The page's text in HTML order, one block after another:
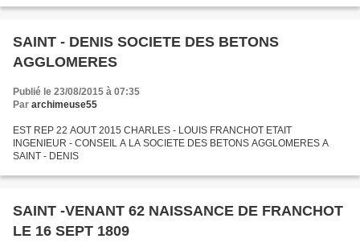
SAINT - DENIS SOCIETE DES BETONS
AGGLOMERES
Publié le 23/08/2015 à 07:35
Par archimeuse55
EST REP 22 AOUT 2015 CHARLES - LOUIS FRANCHOT ETAIT
INGENIEUR - CONSEIL A LA SOCIETE DES BETONS AGGLOMERES A
SAINT - DENIS
SAINT -VENANT 62 NAISSANCE DE FRANCHOT
LE 16 SEPT 1809